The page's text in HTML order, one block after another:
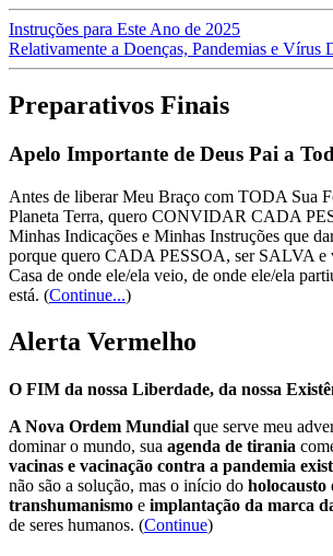
Instruções para Este Ano de 2025
Relativamente a Doenças, Pandemias e Vírus
Preparativos Finais
Apelo Importante de Deus Pai a
Antes de liberar Meu Braço com TODA Sua
Planeta Terra, quero CONVIDAR CADA
Minhas Indicações e Minhas Instruções que
porque quero CADA PESSOA, ser SALVA e
Casa de onde ele/ela veio, de onde ele/ela
está. (Continue...)
Alerta Vermelho
O FIM da nossa Liberdade, da nossa
A Nova Ordem Mundial que serve meu
dominar o mundo, sua agenda de tirania
vacinas e vacinação contra a pandemia
não são a solução, mas o início do holocausto
transhumanismo e implantação da marca
de seres humanos. (Continue)